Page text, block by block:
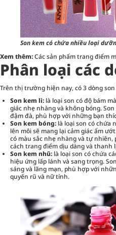
Son kem có chứa nhiều loại
Xem thêm:Các sản phẩm trang điểm
Phân loại các
Trên thị trường hiện nay, có 3 dòng
Son kem lì: là loại son có độ bám
giác nhẹ nhàng và không bóng.
đậm đà, phù hợp với những bạn
Son kem bóng: là loại son có chứa
lên môi sẽ mang lại cảm giác ẩm
có màu sắc nhẹ nhàng và tự
cách trang điểm dịu dàng và thanh
Son kem nhũ: là loại son có chứa
hiệu ứng lấp lánh và sang trọng.
sáng và lãng mạn, phù hợp với
quyến rũ và nữ tính.